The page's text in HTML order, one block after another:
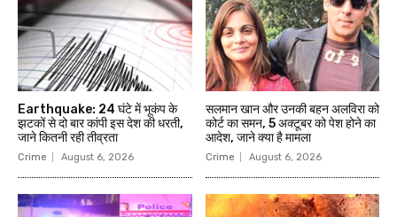
Earthquake: 24 घंटे में भूकंप के
झटकों से दो बार कांपी इस देश की धरती,
जाने कितनी रही तीव्रता
Crime August 6, 2026
सलमान खान और उनकी बहन अलविरा को
कोर्ट का समन, 5 अक्टूबर को पेश होने का
आदेश, जाने क्या है मामला
Crime August 6, 2026